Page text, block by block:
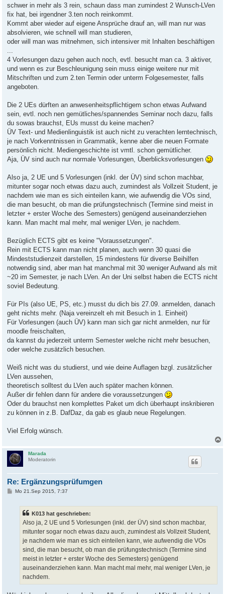
schwer in mehr als 3 rein, schaun dass man zumindest 2 Wunsch-LVen
fix hat, bei irgendner 3.ten noch reinkommt.
Kommt aber wieder auf eigene Ansprüche drauf an, will man nur was
absolvieren, wie schnell will man studieren,
oder will man was mitnehmen, sich intensiver mit Inhalten beschäftigen
4 Vorlesungen dazu gehen auch noch, evtl. besucht man ca. 3 aktiver,
und wenn es zur Beschleunigung sein muss einige weitere nur mit
Mitschriften und zum 2.ten Termin oder unterm Folgesemester, falls
angeboten.
Die 2 UEs dürften an anwesenheitspflichtigem schon etwas Aufwand
sein, evtl. noch nen gemütliches/spannendes Seminar noch dazu, falls
du sowas brauchst, EUs musst du keine machen?
ÜV Text- und Medienlinguistik ist auch nicht zu verachten lerntechnisch,
je nach Vorkenntnissen in Grammatik, kenne aber die neuen Formate
persönlich nicht. Mediengeschichte ist vmtl. schon gemütlicher.
Aja, ÜV sind auch nur normale Vorlesungen, Überblicksvorlesungen
Also ja, 2 UE und 5 Vorlesungen (inkl. der ÜV) sind schon machbar,
mitunter sogar noch etwas dazu auch, zumindest als Vollzeit Student, je
nachdem wie man es sich einteilen kann, wie aufwendig die VOs sind,
die man besucht, ob man die prüfungstechnisch (Termine sind meist in
letzter + erster Woche des Semesters) genügend auseinanderziehen
kann. Man macht mal mehr, mal weniger LVen, je nachdem.
Bezüglich ECTS gibt es keine "Voraussetzungen".
Rein mit ECTS kann man nicht planen, auch wenn 30 quasi die
Mindeststudienzeit darstellen, 15 mindestens für diverse Beihilfen
notwendig sind, aber man hat manchmal mit 30 weniger Aufwand als mit
~20 im Semester, je nach LVen. An der Uni selbst haben die ECTS nicht
soviel Bedeutung.
Für PIs (also UE, PS, etc.) musst du dich bis 27.09. anmelden, danach
geht nichts mehr. (Naja vereinzelt eh mit Besuch in 1. Einheit)
Für Vorlesungen (auch ÜV) kann man sich gar nicht anmelden, nur für
moodle freischalten,
da kannst du jederzeit unterm Semester welche nicht mehr besuchen,
oder welche zusätzlich besuchen.
Weiß nicht was du studierst, und wie deine Auflagen bzgl. zusätzlicher
LVen aussehen,
theoretisch solltest du LVen auch später machen können.
Außer dir fehlen dann für andere die voraussetzungen
Oder du brauchst nen komplettes Paket um dich überhaupt inskribieren
zu können in z.B. DafDaz, da gab es glaub neue Regelungen.
Viel Erfolg wünsch.
Marada
Moderatorin
Re: Ergänzungsprüfumgen
BMo 21.Sep 2015, 7:37
K013 hat geschrieben:
Also ja, 2 UE und 5 Vorlesungen (inkl. der ÜV) sind schon machbar,
mitunter sogar noch etwas dazu auch, zumindest als Vollzeit Student,
je nachdem wie man es sich einteilen kann, wie aufwendig die VOs
sind, die man besucht, ob man die prüfungstechnisch (Termine sind
meist in letzter + erster Woche des Semesters) genügend
auseinanderziehen kann. Man macht mal mehr, mal weniger LVen, je
nachdem.